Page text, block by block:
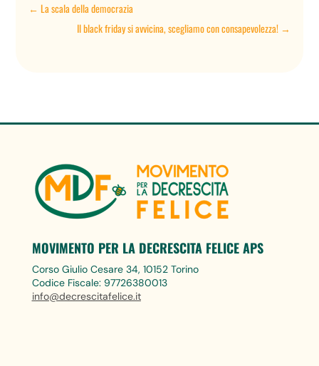
←La scala della democrazia
Il black friday si avvicina, scegliamo con consapevolezza!→
MOVIMENTO PER LA DECRESCITA FELICE APS
Corso Giulio Cesare 34, 10152 Torino
Codice Fiscale: 97726380013
info@decrescitafelice.it